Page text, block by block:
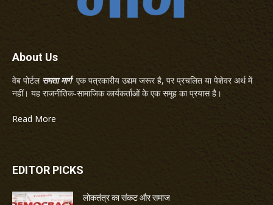
About Us
वेब पोर्टल समता मार्गएक पत्रकारीय उद्यम जरूर है, पर प्रचलित या पेशेवर अर्थ में
नहीं। यह राजनीतिक-सामाजिक कार्यकर्ताओं के एक समूह का प्रयास है।
Read More
EDITOR PICKS
लोकतंत्र का संकट और समाज